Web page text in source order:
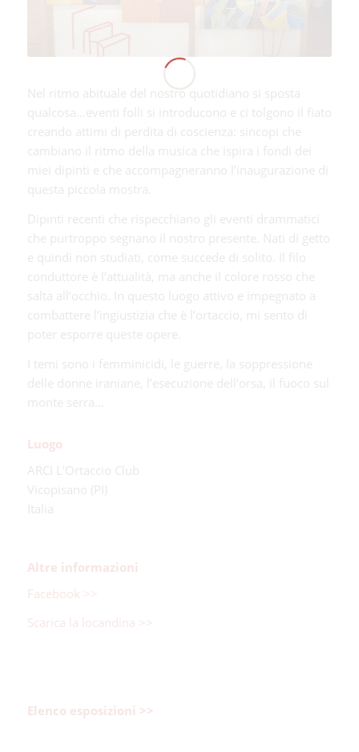
Nel ritmo abituale del nostro quotidiano si sposta
qualcosa…eventi folli si introducono e ci tolgono il fiato
creando attimi di perdita di coscienza: sincopi che
cambiano il ritmo della musica che ispira i fondi dei
miei dipinti e che accompagneranno l’inaugurazione di
questa piccola mostra.
Dipinti recenti che rispecchiano gli eventi drammatici
che purtroppo segnano il nostro presente. Nati di getto
e quindi non studiati, come succede di solito. Il filo
conduttore è l’attualità, ma anche il colore rosso che
salta all’occhio. In questo luogo attivo e impegnato a
combattere l’ingiustizia che è l’ortaccio, mi sento di
poter esporre queste opere.
I temi sono i femminicidi, le guerre, la soppressione
delle donne iraniane, l’esecuzione dell’orsa, il fuoco sul
monte serra…
Luogo
ARCI L’Ortaccio Club
Vicopisano (PI)
Italia
Altre informazioni
Facebook >>
Scarica la locandina >>
Elenco esposizioni >>